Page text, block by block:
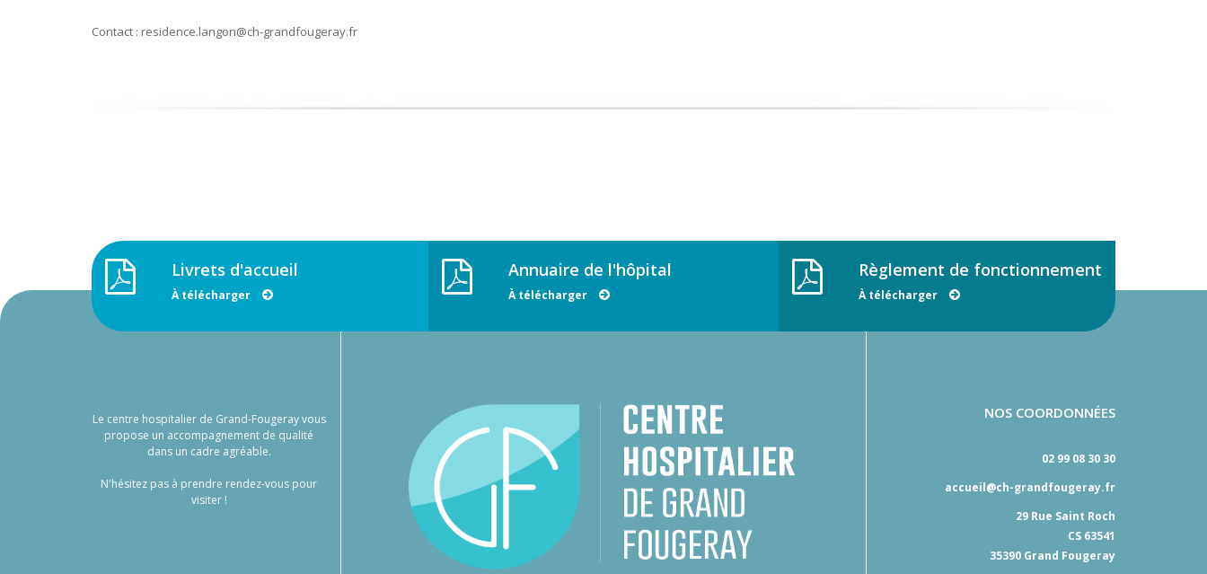
Contact : residence.langon@ch-grandfougeray.fr
Livrets d'accueil
À télécharger
Annuaire de l'hôpital
À télécharger
Règlement de fonctionnement
À télécharger
Le centre hospitalier de Grand-Fougeray vous
propose un accompagnement de qualité
dans un cadre agréable.
N'hésitez pas à prendre rendez-vous pour
visiter !
NOS COORDONNÉES
02 99 08 30 30
accueil@ch-grandfougeray.fr
29 Rue Saint Roch
CS 63541
35390 Grand Fougeray